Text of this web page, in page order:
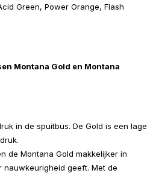
Green, Power Orange, Flash
Montana Gold en Montana
in de spuitbus. De Gold is een lage
de Montana Gold makkelijker in
nauwkeurigheid geeft. Met de